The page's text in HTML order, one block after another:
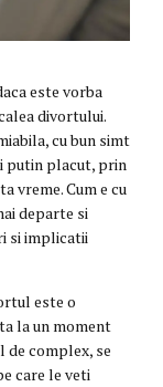
este vorba
divortului.
cu bun simt
putin placut, prin
vreme. Cum e cu
departe si
si implicatii
este o
la un moment
de complex, se
care le veti